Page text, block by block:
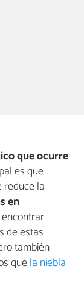
que ocurre
es que
reduce la
en
de estas
también
quela niebla